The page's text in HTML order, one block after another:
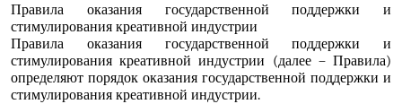
Правила оказания государственной поддержки и
стимулирования креативной индустрии
Правила оказания государственной поддержки и
стимулирования креативной индустрии (далее – Правила)
определяют порядок оказания государственной поддержки и
стимулирования креативной индустрии.